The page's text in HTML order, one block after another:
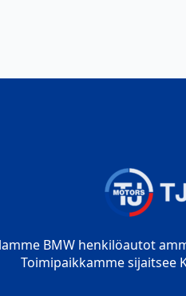
BMW henkilöautot
Toimipaikkamme sijaitsee